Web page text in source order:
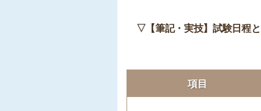
▽【筆記・実技】試験日程
項目